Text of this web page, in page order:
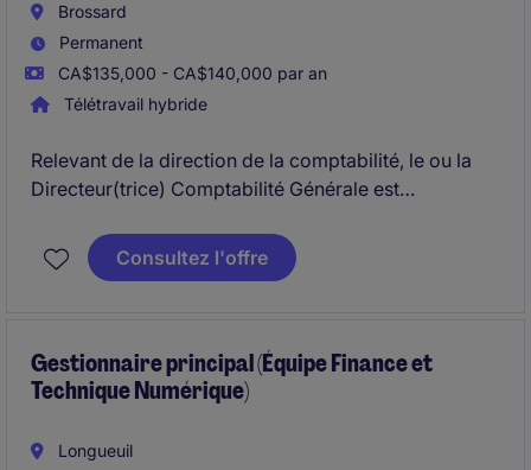
Brossard
Permanent
CA$135,000 - CA$140,000 par an
Télétravail hybride
Relevant de la direction de la comptabilité, le ou la
Directeur(trice) Comptabilité Générale est
fiabilité de l'information financière, ainsi que de la
supervision du processus de clôture comptable. Ce
soutenir la croissance de l'organisation.
Consultez l'offre
Gestionnaire principal (Équipe Finance et
Technique Numérique)
Longueuil